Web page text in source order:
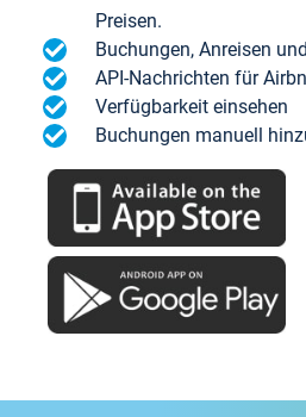
Preisen.
Buchungen, Anreisen
API-Nachrichten für
Verfügbarkeit einsehen
Buchungen manuell